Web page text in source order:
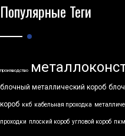
Популярные Теги
производство
блочный металлический короб
короб ккб кабельная проходка
проходки плоский короб угловой короб пкм